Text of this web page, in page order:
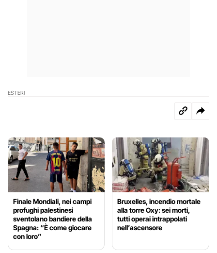
ESTERI
Finale Mondiali, nei campi
profughi palestinesi
sventolano bandiere della
Spagna: “È come giocare
con loro”
Bruxelles, incendio mortale
alla torre Oxy: sei morti,
tutti operai intrappolati
nell’ascensore